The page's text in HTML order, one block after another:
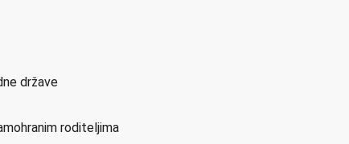
države
roditeljima